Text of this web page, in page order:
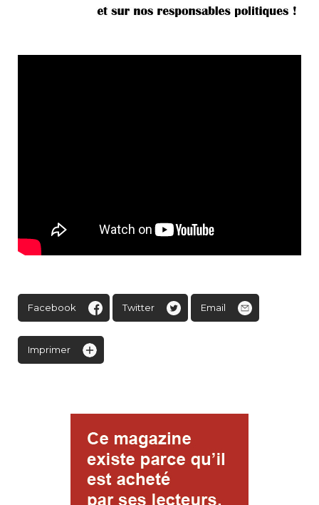
Facebook Twitter Email
Imprimer